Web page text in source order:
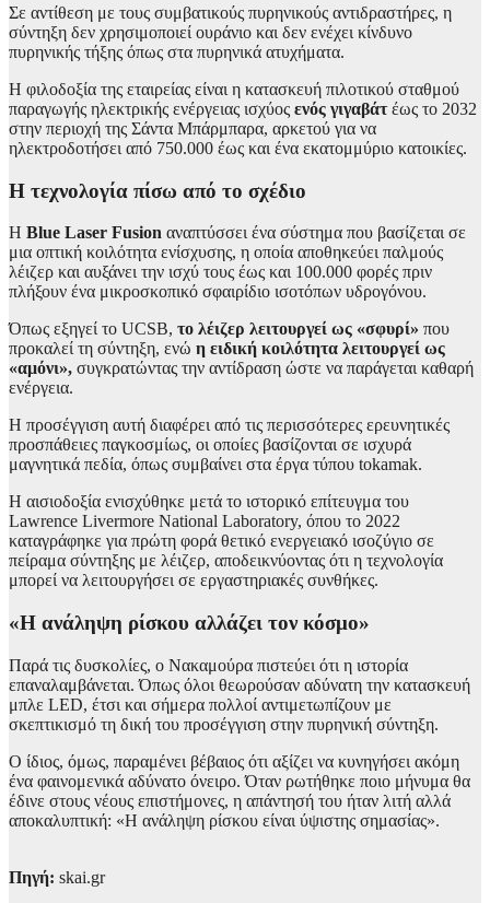
Σε αντίθεση με τους συμβατικούς πυρηνικούς αντιδραστήρες, η
σύντηξη δεν χρησιμοποιεί ουράνιο και δεν ενέχει κίνδυνο
πυρηνικής τήξης όπως στα πυρηνικά ατυχήματα.
Η φιλοδοξία της εταιρείας είναι η κατασκευή πιλοτικού σταθμού
παραγωγής ηλεκτρικής ενέργειας ισχύος ενός γιγαβάτέως το 2032
στην περιοχή της Σάντα Μπάρμπαρα, αρκετού για να
ηλεκτροδοτήσει από 750.000 έως και ένα εκατομμύριο κατοικίες.
Η τεχνολογία πίσω από το σχέδιο
Η Blue Laser Fusion αναπτύσσει ένα σύστημα που βασίζεται σε
μια οπτική κοιλότητα ενίσχυσης, η οποία αποθηκεύει παλμούς
λέιζερ και αυξάνει την ισχύ τους έως και 100.000 φορές πριν
πλήξουν ένα μικροσκοπικό σφαιρίδιο ισοτόπων υδρογόνου.
Όπως εξηγεί το UCSB, το λέιζερ λειτουργεί ως «σφυρί» που
προκαλεί τη σύντηξη, ενώ η ειδική κοιλότητα λειτουργεί ως
«αμόνι», συγκρατώντας την αντίδραση ώστε να παράγεται καθαρή
ενέργεια.
Η προσέγγιση αυτή διαφέρει από τις περισσότερες ερευνητικές
προσπάθειες παγκοσμίως, οι οποίες βασίζονται σε ισχυρά
μαγνητικά πεδία, όπως συμβαίνει στα έργα τύπου tokamak.
Η αισιοδοξία ενισχύθηκε μετά το ιστορικό επίτευγμα του
Lawrence Livermore National Laboratory, όπου το 2022
καταγράφηκε για πρώτη φορά θετικό ενεργειακό ισοζύγιο σε
πείραμα σύντηξης με λέιζερ, αποδεικνύοντας ότι η τεχνολογία
μπορεί να λειτουργήσει σε εργαστηριακές συνθήκες.
«Η ανάληψη ρίσκου αλλάζει τον κόσμο»
Παρά τις δυσκολίες, ο Νακαμούρα πιστεύει ότι η ιστορία
επαναλαμβάνεται. Όπως όλοι θεωρούσαν αδύνατη την κατασκευή
μπλε LED, έτσι και σήμερα πολλοί αντιμετωπίζουν με
σκεπτικισμό τη δική του προσέγγιση στην πυρηνική σύντηξη.
Ο ίδιος, όμως, παραμένει βέβαιος ότι αξίζει να κυνηγήσει ακόμη
ένα φαινομενικά αδύνατο όνειρο. Όταν ρωτήθηκε ποιο μήνυμα θα
έδινε στους νέους επιστήμονες, η απάντησή του ήταν λιτή αλλά
αποκαλυπτική: «Η ανάληψη ρίσκου είναι ύψιστης σημασίας».
Πηγή: skai.gr